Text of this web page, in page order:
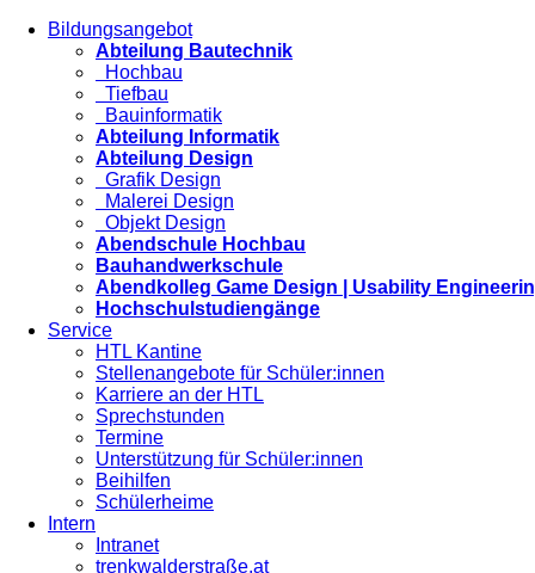
Bildungsangebot
Abteilung Bautechnik
Hochbau
Tiefbau
Bauinformatik
Abteilung Informatik
Abteilung Design
Grafik Design
Malerei Design
Objekt Design
Abendschule Hochbau
Bauhandwerkschule
Abendkolleg Game Design | Usability
Hochschulstudiengänge
Service
HTL Kantine
Stellenangebote für Schüler:innen
Karriere an der HTL
Sprechstunden
Termine
Unterstützung für Schüler:innen
Beihilfen
Schülerheime
Intern
Intranet
trenkwalderstraße.at